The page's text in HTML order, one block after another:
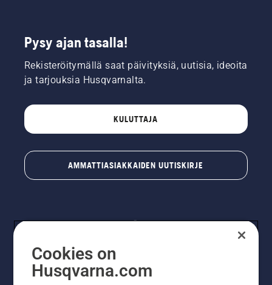
Pysy ajan tasalla!
Rekisteröitymällä saat päivityksiä, uutisia, ideoita
ja tarjouksia Husqvarnalta.
KULUTTAJA
AMMATTIASIAKKAIDEN UUTISKIRJE
Cookies on
Husqvarna.com